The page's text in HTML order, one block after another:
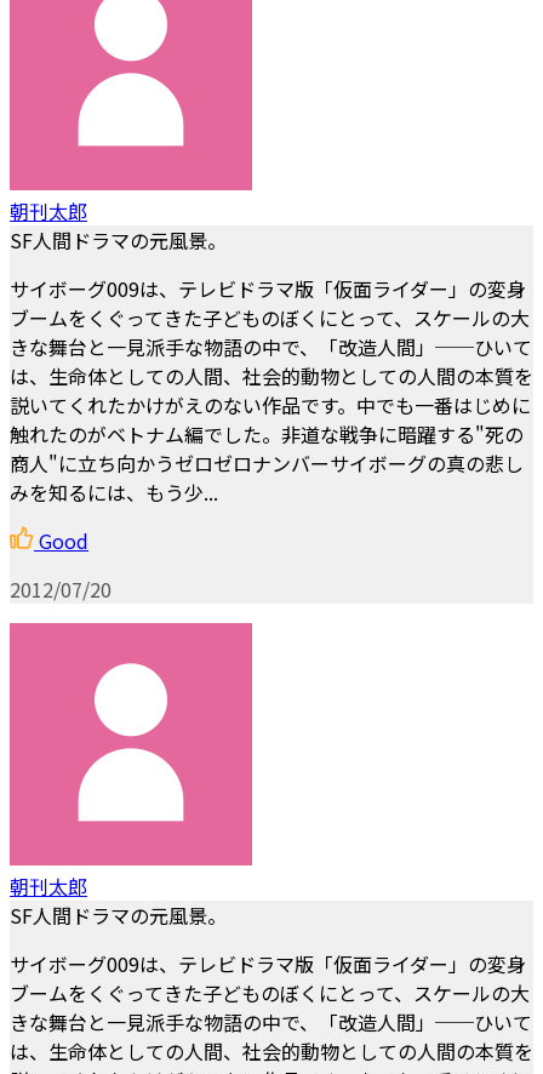
朝刊太郎
SF人間ドラマの元風景。
サイボーグ009は、テレビドラマ版「仮面ライダー」の変身
ブームをくぐってきた子どものぼくにとって、スケールの大
きな舞台と一見派手な物語の中で、「改造人間」──ひいて
は、生命体としての人間、社会的動物としての人間の本質を
説いてくれたかけがえのない作品です。中でも一番はじめに
触れたのがベトナム編でした。非道な戦争に暗躍する"死の
商人"に立ち向かうゼロゼロナンバーサイボーグの真の悲し
みを知るには、もう少...
Good
2012/07/20
朝刊太郎
SF人間ドラマの元風景。
サイボーグ009は、テレビドラマ版「仮面ライダー」の変身
ブームをくぐってきた子どものぼくにとって、スケールの大
きな舞台と一見派手な物語の中で、「改造人間」──ひいて
は、生命体としての人間、社会的動物としての人間の本質を